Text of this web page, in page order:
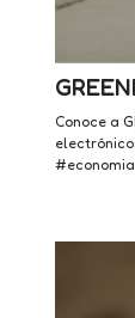
Conoce a